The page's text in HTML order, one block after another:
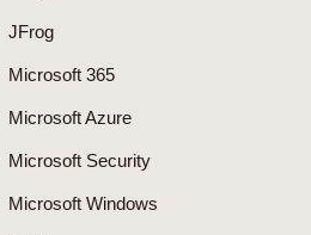
JFrog
Microsoft 365
Microsoft Azure
Microsoft Security
Microsoft Windows